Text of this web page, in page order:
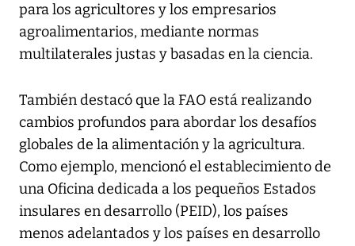
para los agricultores y los empresarios
agroalimentarios, mediante normas
multilaterales justas y basadas en la ciencia.
También destacó que la FAO está realizando
cambios profundos para abordar los desafíos
globales de la alimentación y la agricultura.
Como ejemplo, mencionó el establecimiento de
una Oficina dedicada a los pequeños Estados
insulares en desarrollo (PEID), los países
menos adelantados y los países en desarrollo